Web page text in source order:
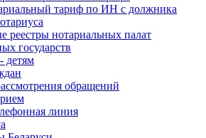
тариф по ИН с должника
реестры нотариальных палат
государств
детям
обращений
линия